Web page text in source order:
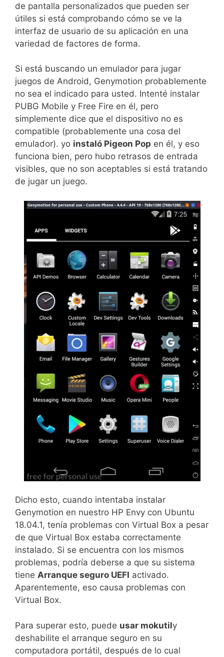
de pantalla personalizados que pueden ser
útiles si está comprobando cómo se ve la
interfaz de usuario de su aplicación en una
variedad de factores de forma.
Si está buscando un emulador para jugar
juegos de Android, Genymotion probablemente
no sea el indicado para usted. Intenté instalar
PUBG Mobile y Free Fire en él, pero
simplemente dice que el dispositivo no es
compatible (probablemente una cosa del
emulador). yo instaló Pigeon Pop en él, y eso
funciona bien, pero hubo retrasos de entrada
visibles, que no son aceptables si está tratando
de jugar un juego.
Dicho esto, cuando intentaba instalar
Genymotion en nuestro HP Envy con Ubuntu
18.04.1, tenía problemas con Virtual Box a pesar
de que Virtual Box estaba correctamente
instalado. Si se encuentra con los mismos
problemas, podría deberse a que su sistema
tiene Arranque seguro UEFI activado.
Aparentemente, eso causa problemas con
Virtual Box.
Para superar esto, puede usar mokutily
deshabilite el arranque seguro en su
computadora portátil, después de lo cual